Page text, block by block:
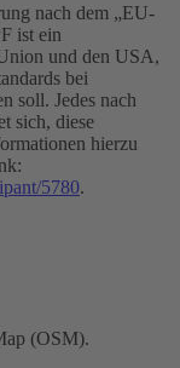
nach dem „EU-
ist ein
und den USA,
bei
soll. Jedes nach
sich, diese
hierzu
5780.
(OSM).